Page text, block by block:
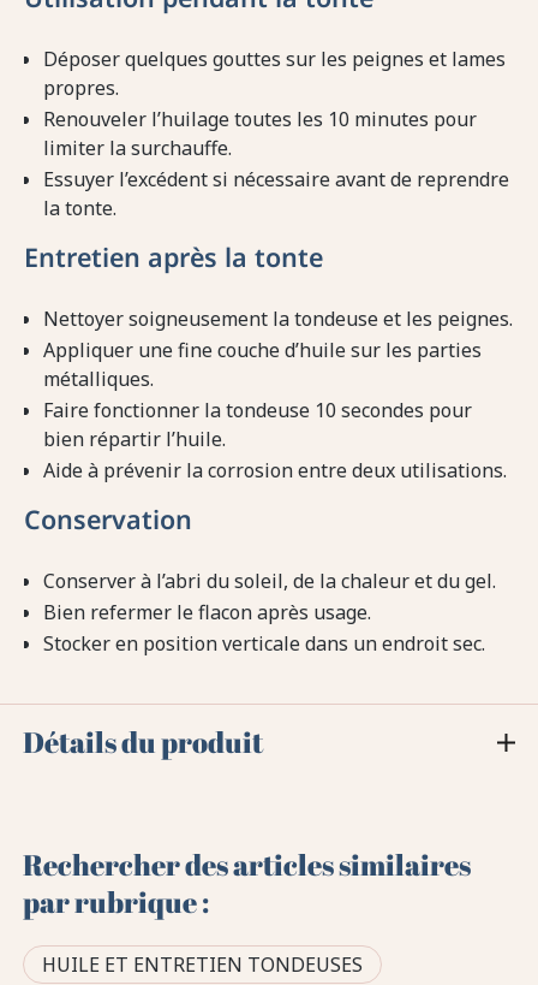
Déposer quelques gouttes sur les peignes et lames
propres.
Renouveler l’huilage toutes les 10 minutes pour
limiter la surchauffe.
Essuyer l’excédent si nécessaire avant de reprendre
la tonte.
Entretien après la tonte
Nettoyer soigneusement la tondeuse et les peignes.
Appliquer une fine couche d’huile sur les parties
métalliques.
Faire fonctionner la tondeuse 10 secondes pour
bien répartir l’huile.
Aide à prévenir la corrosion entre deux utilisations.
Conservation
Conserver à l’abri du soleil, de la chaleur et du gel.
Bien refermer le flacon après usage.
Stocker en position verticale dans un endroit sec.
Détails du produit
Rechercher des articles similaires
par rubrique :
HUILE ET ENTRETIEN TONDEUSES